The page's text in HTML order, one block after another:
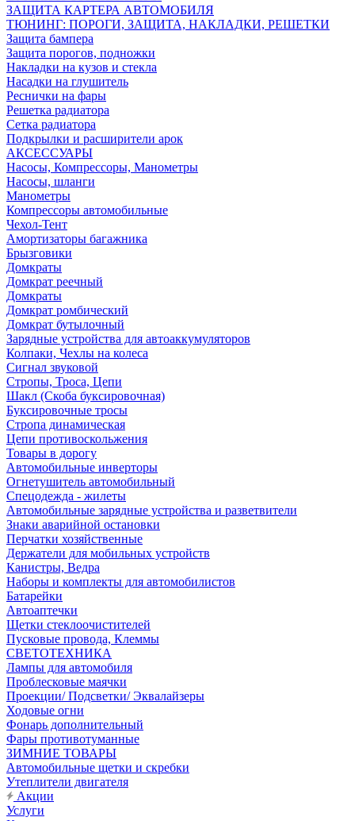
ЗАЩИТА КАРТЕРА АВТОМОБИЛЯ
ТЮНИНГ: ПОРОГИ, ЗАЩИТА, НАКЛАДКИ, РЕШЕТКИ
Защита бампера
Защита порогов, подножки
Накладки на кузов и стекла
Насадки на глушитель
Реснички на фары
Решетка радиатора
Сетка радиатора
Подкрылки и расширители арок
АКСЕССУАРЫ
Насосы, Компрессоры, Манометры
Насосы, шланги
Манометры
Компрессоры автомобильные
Чехол-Тент
Амортизаторы багажника
Брызговики
Домкраты
Домкрат реечный
Домкраты
Домкрат ромбический
Домкрат бутылочный
Зарядные устройства для автоаккумуляторов
Колпаки, Чехлы на колеса
Сигнал звуковой
Стропы, Троса, Цепи
Шакл (Скоба буксировочная)
Буксировочные тросы
Стропа динамическая
Цепи противоскольжения
Товары в дорогу
Автомобильные инверторы
Огнетушитель автомобильный
Спецодежда - жилеты
Автомобильные зарядные устройства и разветвители
Знаки аварийной остановки
Перчатки хозяйственные
Держатели для мобильных устройств
Канистры, Ведра
Наборы и комплекты для автомобилистов
Батарейки
Автоаптечки
Щетки стеклоочистителей
Пусковые провода, Клеммы
СВЕТОТЕХНИКА
Лампы для автомобиля
Проблесковые маячки
Проекции/ Подсветки/ Эквалайзеры
Ходовые огни
Фонарь дополнительный
Фары противотуманные
ЗИМНИЕ ТОВАРЫ
Автомобильные щетки и скребки
Утеплители двигателя
Акции
Услуги